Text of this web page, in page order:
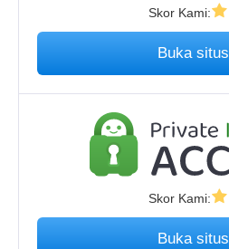
Skor Kami:
Buka situs
Skor Kami:
Buka situs